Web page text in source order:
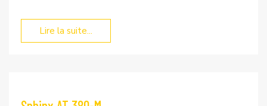
Lire la suite...